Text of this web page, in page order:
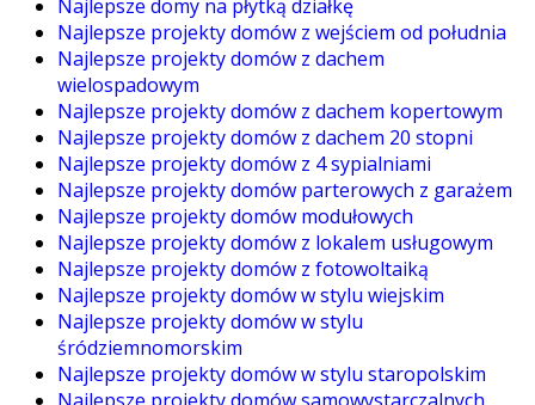
Najlepsze domy na płytką działkę
Najlepsze projekty domów z wejściem od południa
Najlepsze projekty domów z dachem
wielospadowym
Najlepsze projekty domów z dachem kopertowym
Najlepsze projekty domów z dachem 20 stopni
Najlepsze projekty domów z 4 sypialniami
Najlepsze projekty domów parterowych z garażem
Najlepsze projekty domów modułowych
Najlepsze projekty domów z lokalem usługowym
Najlepsze projekty domów z fotowoltaiką
Najlepsze projekty domów w stylu wiejskim
Najlepsze projekty domów w stylu
śródziemnomorskim
Najlepsze projekty domów w stylu staropolskim